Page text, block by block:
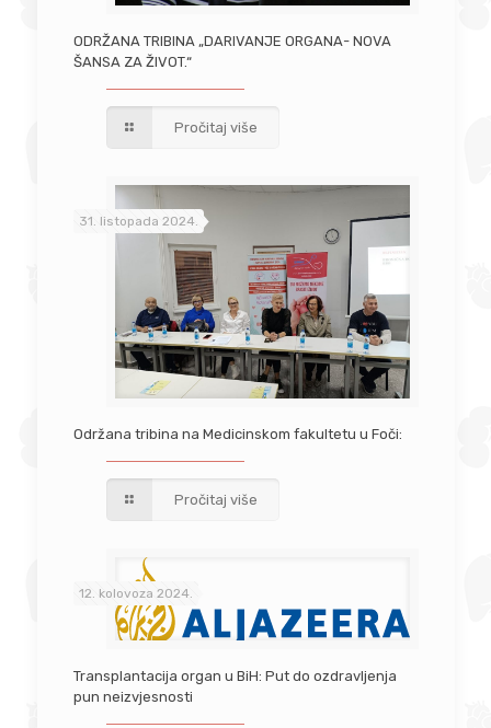
ODRŽANA TRIBINA „DARIVANJE ORGANA- NOVA
ŠANSA ZA ŽIVOT.“
Pročitaj više
31. listopada 2024.
Održana tribina na Medicinskom fakultetu u Foči:
Pročitaj više
12. kolovoza 2024.
Transplantacija organ u BiH: Put do ozdravljenja
pun neizvjesnosti